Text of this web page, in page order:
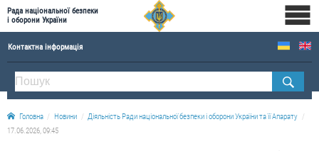
Рада національної безпеки
і оборони України
Контактна інформація
ПРО РНБОУ
Склад Ради національної безпеки і оборони України
Апарат Ради національної безпеки і оборони України
Головна Новини
Діяльність Ради національної безпеки і оборони України та її Апарату
17.06.2026, 09:45